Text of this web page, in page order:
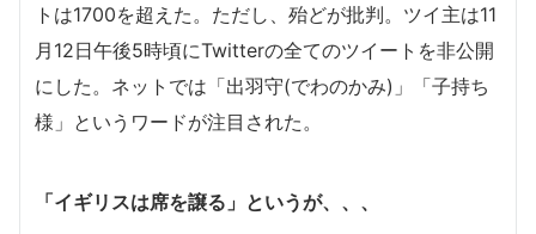
トは1700を超えた。ただし、殆どが批判。ツイ主は11
月12日午後5時頃にTwitterの全てのツイートを非公開
にした。ネットでは「出羽守(でわのかみ)」「子持ち
様」というワードが注目された。
「イギリスは席を譲る」というが、、、